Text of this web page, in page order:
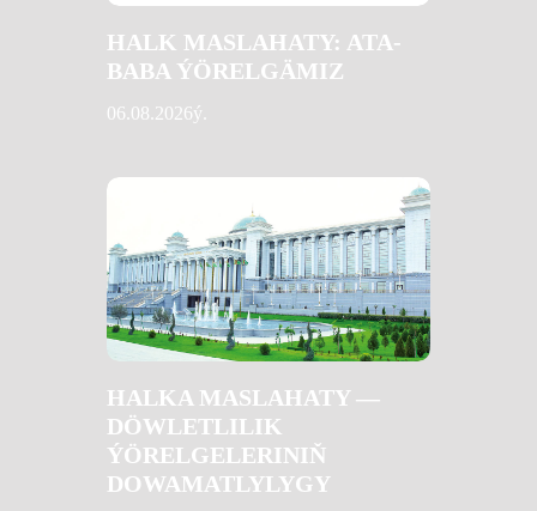
HALK MASLAHATY: ATA-
BABA ÝÖRELGÄMIZ
06.08.2026ý.
HALKA MASLAHATY —
DÖWLETLILIK
ÝÖRELGELERINIŇ
DOWAMATLYLYGY